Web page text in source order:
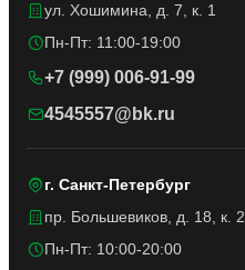
ул. Хошимина, д. 7, к. 1
Пн-Пт: 11:00-19:00
+7 (999) 006-91-99
4545557@bk.ru
г. Санкт-Петербург
пр. Большевиков, д. 18, к. 2
Пн-Пт: 10:00-20:00